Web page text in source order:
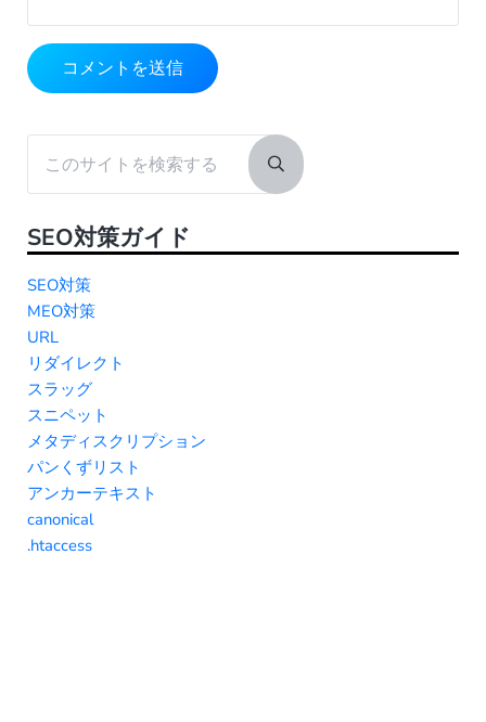
Sidebar
Submit search
SEO対策ガイド
SEO対策
MEO対策
URL
リダイレクト
スラッグ
スニペット
メタディスクリプション
パンくずリスト
アンカーテキスト
canonical
.htaccess